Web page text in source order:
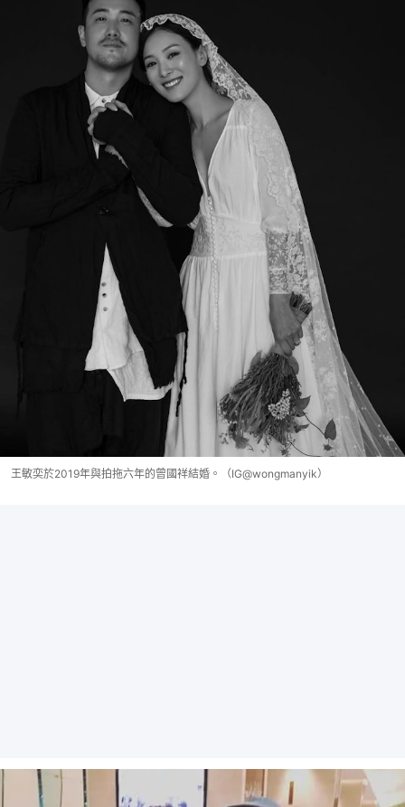
王敏奕於2019年與拍拖六年的曾國祥結婚。（IG@wongmanyik）